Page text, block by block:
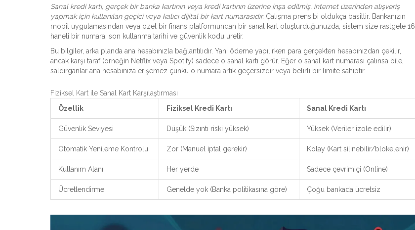
Sanal kredi kartı, gerçek bir banka kartının veya kredi kartının üzerine inşa edilmiş, internet üzerinden alışveriş
yapmak için kullanılan geçici veya kalıcı dijital bir kart numarasıdır. Çalışma prensibi oldukça basittir. Bankanızın
mobil uygulamasından veya özel bir finans platformundan bir sanal kart oluşturduğunuzda, sistem size rastgele 16
haneli bir numara, son kullanma tarihi ve güvenlik kodu üretir.
Bu bilgiler, arka planda ana hesabınızla bağlantılıdır. Yani ödeme yapılırken para gerçekten hesabınızdan çekilir,
ancak karşı taraf (örneğin Netflix veya Spotify) sadece o sanal kartı görür. Eğer o sanal kart numarası çalınsa bile,
saldırganlar ana hesabınıza erişemez çünkü o numara artık geçersizdir veya belirli bir limite sahiptir.
Fiziksel Kart ile Sanal Kart Karşılaştırması
Özellik
Fiziksel Kredi Kartı Sanal Kredi Kartı
Güvenlik Seviyesi Düşük (Sızıntı riski yüksek) Yüksek (Veriler izole edilir)
Otomatik Yenileme Kontrolü Zor (Manuel iptal gerekir) Kolay (Kart silinebilir/blokelenir)
Kullanım Alanı Her yerde Sadece çevrimiçi (Online)
Ücretlendirme Genelde yok (Banka politikasına göre) Çoğu bankada ücretsiz